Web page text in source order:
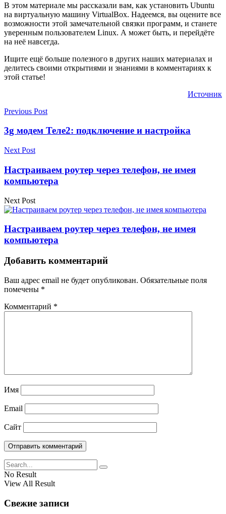
В этом материале мы рассказали вам, как установить Ubuntu
на виртуальную машину VirtualBox. Надеемся, вы оцените все
возможности этой замечательной связки программ, и станете
уверенным пользователем Linux. А может быть, и перейдёте
на неё навсегда.
Ищите ещё больше полезного в других наших материалах и
делитесь своими открытиями и знаниями в комментариях к
этой статье!
Источник
Previous Post
3g модем Теле2: подключение и настройка
Next Post
Настраиваем роутер через телефон, не имея
компьютера
Next Post
Настраиваем роутер через телефон, не имея
компьютера
Добавить комментарий
Ваш адрес email не будет опубликован. Обязательные поля
помечены *
Комментарий *
Имя
Email
Сайт
No Result
View All Result
Свежие записи